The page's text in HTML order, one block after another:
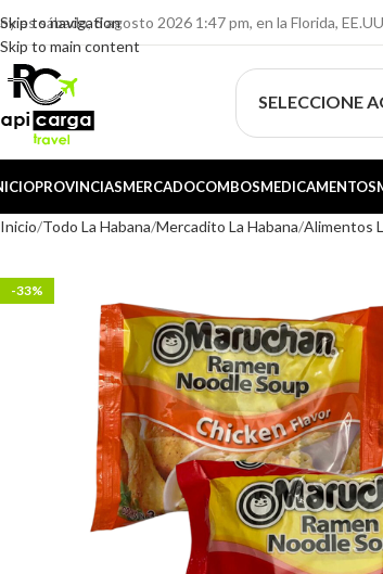
Skip to navigation
Skip to main content
es sábado, 8 agosto 2026 1:47 pm, en la Florida, EE.UU
SELECCIONE
PROVINCIASMERCADOCOMBOSMEDICAMENTOS
Inicio Todo La Habana Mercadito La Habana Alimentos
-33%